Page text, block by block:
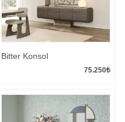
Bitter Konsol
75.250₺